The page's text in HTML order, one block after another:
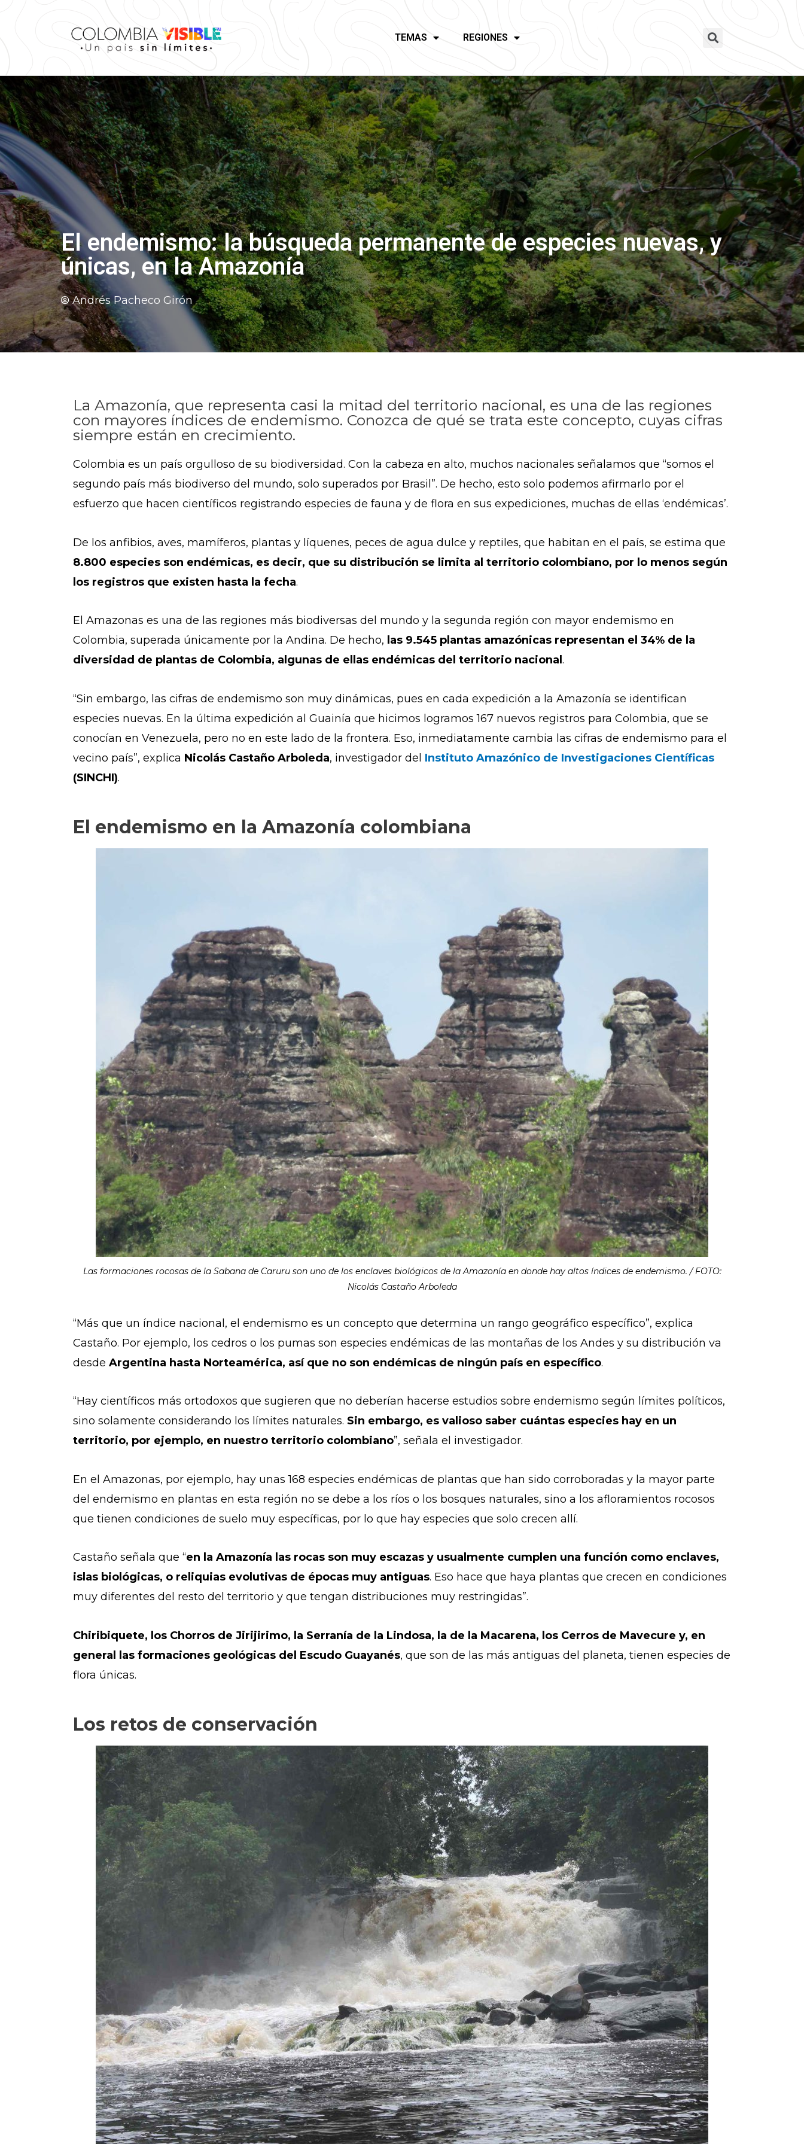
TEMAS REGIONES
El endemismo: la búsqueda permanente de especies nuevas, y
únicas, en la Amazonía
Andrés Pacheco Girón
La Amazonía, que representa casi la mitad del territorio nacional, es una de las regiones
con mayores índices de endemismo. Conozca de qué se trata este concepto, cuyas cifras
siempre están en crecimiento.
Colombia es un país orgulloso de su biodiversidad. Con la cabeza en alto, muchos nacionales señalamos que “somos el
segundo país más biodiverso del mundo, solo superados por Brasil”. De hecho, esto solo podemos afirmarlo por el
esfuerzo que hacen científicos registrando especies de fauna y de flora en sus expediciones, muchas de ellas ‘endémicas’.
De los anfibios, aves, mamíferos, plantas y líquenes, peces de agua dulce y reptiles, que habitan en el país, se estima que
8.800 especies son endémicas, es decir, que su distribución se limita al territorio colombiano, por lo menos según
los registros que existen hasta la fecha.
El Amazonas es una de las regiones más biodiversas del mundo y la segunda región con mayor endemismo en
Colombia, superada únicamente por la Andina. De hecho, las 9.545 plantas amazónicas representan el 34% de la
diversidad de plantas de Colombia, algunas de ellas endémicas del territorio nacional .
“Sin embargo, las cifras de endemismo son muy dinámicas, pues en cada expedición a la Amazonía se identifican
especies nuevas. En la última expedición al Guainía que hicimos logramos 167 nuevos registros para Colombia, que se
conocían en Venezuela, pero no en este lado de la frontera. Eso, inmediatamente cambia las cifras de endemismo para el
vecino país”, explica Nicolás Castaño Arboleda, investigador del Instituto Amazónico de Investigaciones Científicas
(SINCHI).
El endemismo en la Amazonía colombiana
Las formaciones rocosas de la Sabana de Caruru son uno de los enclaves biológicos de la Amazonía en donde hay altos índices de endemismo. / FOTO:
Nicolás Castaño Arboleda
“Más que un índice nacional, el endemismo es un concepto que determina un rango geográfico específico”, explica
Castaño. Por ejemplo, los cedros o los pumas son especies endémicas de las montañas de los Andes y su distribución va
desde Argentina hasta Norteamérica, así que no son endémicas de ningún país en específico.
“Hay científicos más ortodoxos que sugieren que no deberían hacerse estudios sobre endemismo según límites políticos,
sino solamente considerando los límites naturales. Sin embargo, es valioso saber cuántas especies hay en un
territorio, por ejemplo, en nuestro territorio colombiano”, señala el investigador.
En el Amazonas, por ejemplo, hay unas 168 especies endémicas de plantas que han sido corroboradas y la mayor parte
del endemismo en plantas en esta región no se debe a los ríos o los bosques naturales, sino a los afloramientos rocosos
que tienen condiciones de suelo muy específicas, por lo que hay especies que solo crecen allí.
Castaño señala que “en la Amazonía las rocas son muy escazas y usualmente cumplen una función como enclaves,
islas biológicas, o reliquias evolutivas de épocas muy antiguas. Eso hace que haya plantas que crecen en condiciones
muy diferentes del resto del territorio y que tengan distribuciones muy restringidas”.
Chiribiquete, los Chorros de Jirijirimo, la Serranía de la Lindosa, la de la Macarena, los Cerros de Mavecure y, en
general las formaciones geológicas del Escudo Guayanés, que son de las más antiguas del planeta, tienen especies de
flora únicas.
Los retos de conservación